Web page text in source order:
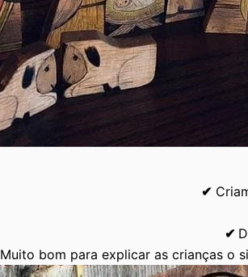
✔
✔
Muito bom para explicar as crianças o